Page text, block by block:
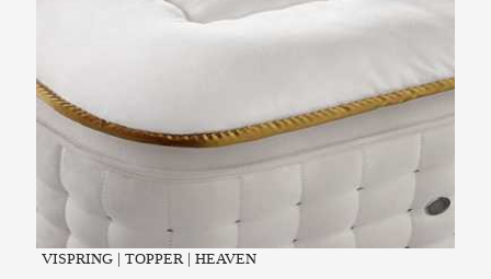
VISPRING | TOPPER | HEAVEN